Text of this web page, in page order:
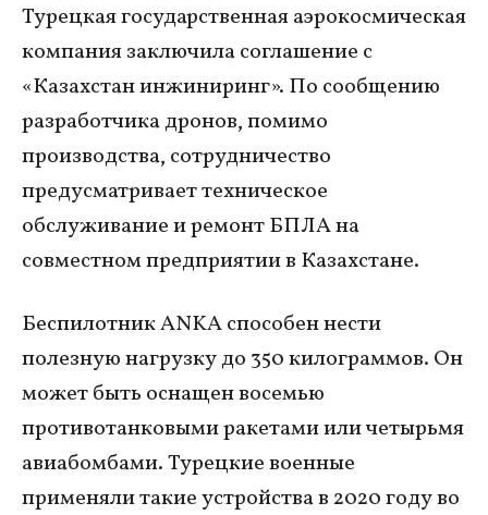
Турецкая государственная аэрокосмическая
компания заключила соглашение с
«Казахстан инжиниринг». По сообщению
разработчика дронов, помимо
производства, сотрудничество
предусматривает техническое
обслуживание и ремонт БПЛА на
совместном предприятии в Казахстане.
Беспилотник ANKA способен нести
полезную нагрузку до 350 килограммов. Он
может быть оснащен восемью
противотанковыми ракетами или четырьмя
авиабомбами. Турецкие военные
применяли такие устройства в 2020 году во